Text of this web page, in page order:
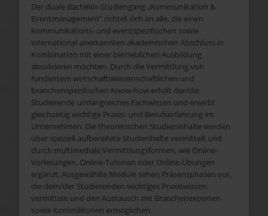
Der duale Bachelor-Studiengang „Kommunikation &
Eventmanagement“ richtet sich an alle, die einen
kommunikations- und eventspezifischen sowie
international anerkannten akademischen Abschluss in
Kombination mit einer betrieblichen Ausbildung
absolvieren möchten. Durch die Vermittlung von
fundiertem wirtschaftswissenschaftlichen und
branchenspezifischen Know-how erhält der/die
Studierende umfangreiches Fachwissen und erwirbt
gleichzeitig wichtige Praxis- und Berufserfahrung im
Unternehmen. Die theoretischen Studieninhalte werden
über speziell aufbereitete Studienhefte vermittelt und
durch multimediale Vermittlungsformen, wie Online-
Vorlesungen, Online-Tutorien oder Online-Übungen
ergänzt. Ausgewählte Module sehen Präsenzphasen vor,
die dem/der Studierenden wichtiges Praxiswissen
vermitteln und den Austausch mit Branchenexperten
sowie Kommilitonen ermöglichen.